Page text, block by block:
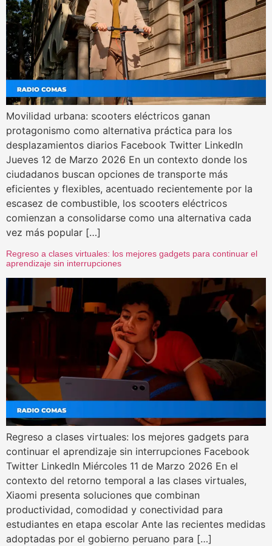
Movilidad urbana: scooters eléctricos ganan
protagonismo como alternativa práctica para los
desplazamientos diarios Facebook Twitter LinkedIn
Jueves 12 de Marzo 2026 En un contexto donde los
ciudadanos buscan opciones de transporte más
eficientes y flexibles, acentuado recientemente por la
escasez de combustible, los scooters eléctricos
comienzan a consolidarse como una alternativa cada
vez más popular […]
Regreso a clases virtuales: los mejores gadgets para continuar el
aprendizaje sin interrupciones
Regreso a clases virtuales: los mejores gadgets para
continuar el aprendizaje sin interrupciones Facebook
Twitter LinkedIn Miércoles 11 de Marzo 2026 En el
contexto del retorno temporal a las clases virtuales,
Xiaomi presenta soluciones que combinan
productividad, comodidad y conectividad para
estudiantes en etapa escolar Ante las recientes medidas
adoptadas por el gobierno peruano para […]